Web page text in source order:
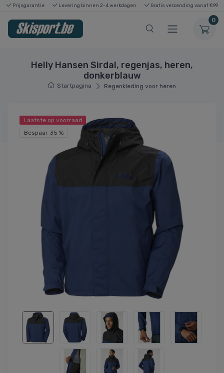
Prijsgarantie Levering binnen 2-4 werkdagen Gratis verzending vanaf €99
0
Helly Hansen Sirdal, regenjas, heren,
donkerblauw
Startpagina Regenkleding voor heren
Laatste op voorraad
Bespaar 35 %